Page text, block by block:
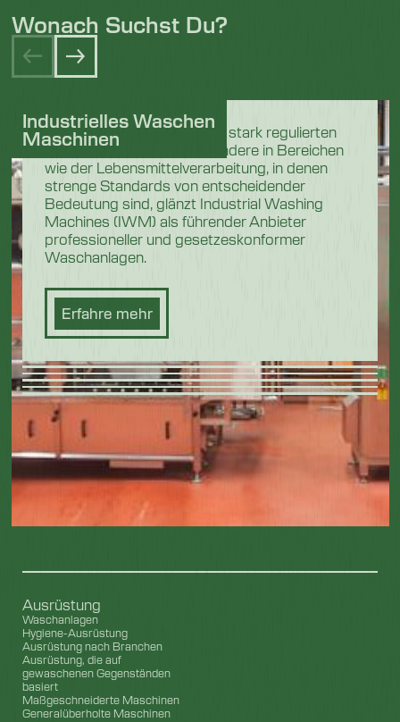
Wonach Suchst Du?
In den anspruchsvollen und stark regulierten
Industriesektoren, insbesondere in Bereichen
wie der Lebensmittelverarbeitung, in denen
strenge Standards von entscheidender
Bedeutung sind, glänzt Industrial Washing
Machines (IWM) als führender Anbieter
professioneller und gesetzeskonformer
Waschanlagen.
Erfahre mehr
Industrielles Waschen
Maschinen
Ausrüstung
Waschanlagen
Hygiene-Ausrüstung
Ausrüstung nach Branchen
Ausrüstung, die auf
gewaschenen Gegenständen
basiert
Maßgeschneiderte Maschinen
Generalüberholte Maschinen